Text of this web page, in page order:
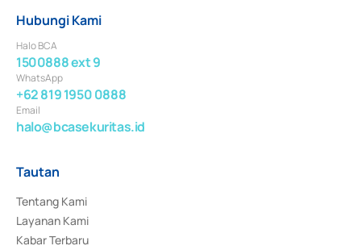
Hubungi Kami
Halo BCA
1500888 ext 9
WhatsApp
+62 819 1950 0888
Email
halo@bcasekuritas.id
Tautan
Tentang Kami
Layanan Kami
Kabar Terbaru